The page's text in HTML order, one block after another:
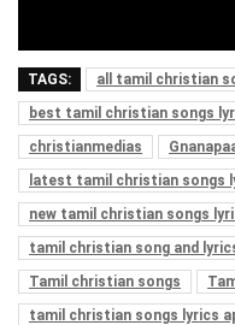
TAGS:
all tamil christian
best tamil christian songs
christianmedias
latest tamil christian songs
new tamil christian songs
tamil christian song and
Tamil christian songs
tamil christian songs lyrics